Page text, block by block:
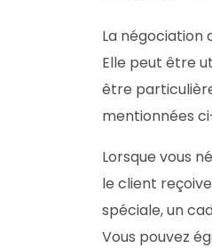
La négociation
Elle peut être
être
mentionnées
Lorsque vous
le client
spéciale, un
Vous pouvez